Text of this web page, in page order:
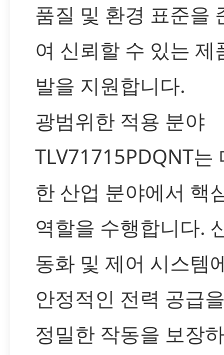
품질 및 환경 표준을
여 신뢰할 수 있는 제
발을 지원합니다.
광범위한 적용 분야
TLV71715PDQNT는
한 산업 분야에서 핵
역할을 수행합니다.
동화 및 제어 시스템
안정적인 전력 공급
정밀한 작동을 보장